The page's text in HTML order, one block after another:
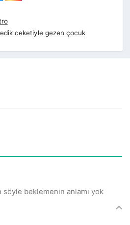
ceketiyle gezen çocuk
beklemenin anlamı yok